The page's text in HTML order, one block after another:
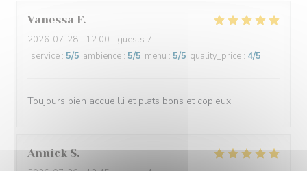
Vanessa F
2026-07-28 - 12:00 - guests 7
service : 5/5 ambience : 5/5 menu : 5/5 quality_price : 4/5
Toujours bien accueilli et plats bons et copieux.
Annick S